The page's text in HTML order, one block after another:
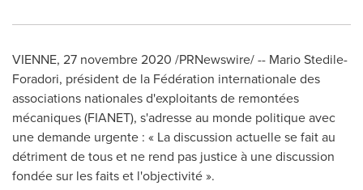
VIENNE, 27 novembre 2020 /PRNewswire/ -- Mario Stedile-
Foradori, président de la Fédération internationale des
associations nationales d'exploitants de remontées
mécaniques (FIANET), s'adresse au monde politique avec
une demande urgente : « La discussion actuelle se fait au
détriment de tous et ne rend pas justice à une discussion
fondée sur les faits et l'objectivité ».